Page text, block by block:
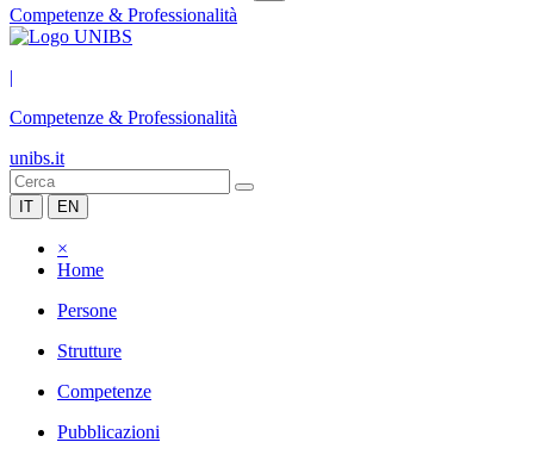
Competenze & Professionalità
|
Competenze & Professionalità
unibs.it
IT EN
×
Home
Persone
Strutture
Competenze
Pubblicazioni